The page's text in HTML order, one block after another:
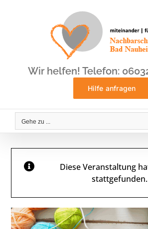
Wir helfen! Telefon:
Hilfe anfragen
Gehe zu ...
Diese Veranstaltung
stattgefunden.